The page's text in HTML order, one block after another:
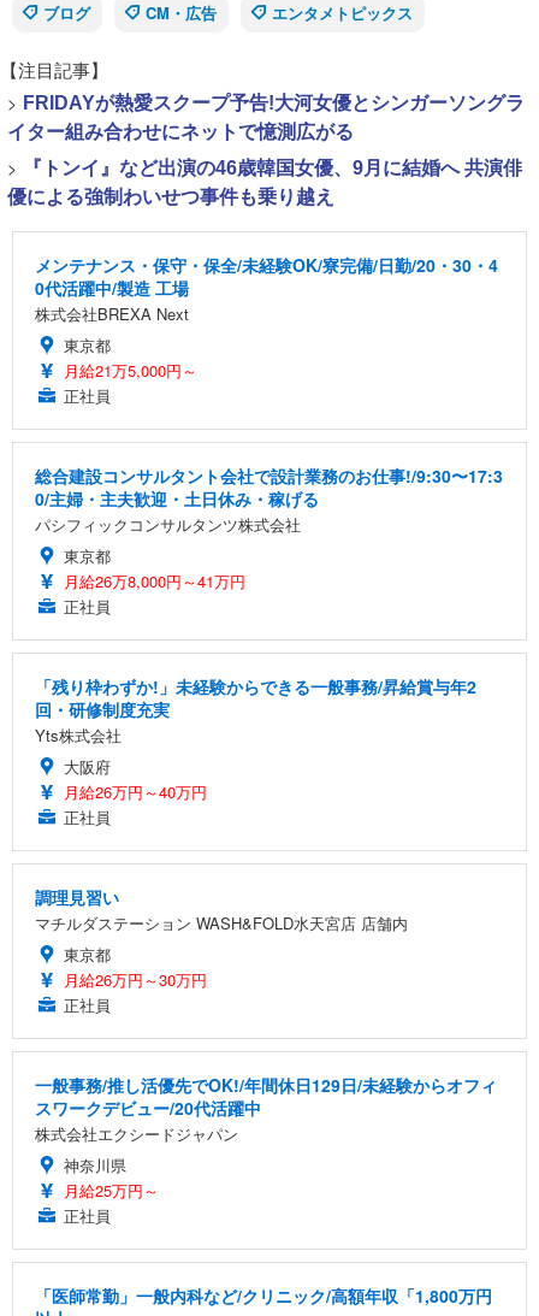
ブログ
CM・広告 エンタメトピックス
【注目記事】
> FRIDAYが熱愛スクープ予告!大河女優とシンガーソングラ
イター組み合わせにネットで憶測広がる
>
『トンイ』など出演の46歳韓国女優、9月に結婚へ 共演俳
優による強制わいせつ事件も乗り越え
メンテナンス・保守・保全/未経験OK/寮完備/日勤/20・30・4
0代活躍中/製造 工場
株式会社BREXA Next
東京都
月給21万5,000円～
正社員
総合建設コンサルタント会社で設計業務のお仕事!/9:30〜17:3
0/主婦・主夫歓迎・土日休み・稼げる
パシフィックコンサルタンツ株式会社
東京都
月給26万8,000円～41万円
正社員
「残り枠わずか!」未経験からできる一般事務/昇給賞与年2
回・研修制度充実
Yts株式会社
大阪府
月給26万円～40万円
正社員
調理見習い
マチルダステーション WASH&FOLD水天宮店 店舗内
東京都
月給26万円～30万円
正社員
一般事務/推し活優先でOK!/年間休日129日/未経験からオフィ
スワークデビュー/20代活躍中
株式会社エクシードジャパン
神奈川県
月給25万円～
正社員
「医師常勤」一般内科など/クリニック/高額年収「1,800万円